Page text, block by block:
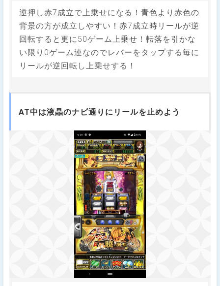
逆押し赤7成立で上乗せになる！青色より赤色の
背景の方が成立しやすい！赤7成立時リールが逆
回転すると更に50ゲーム上乗せ！転落を引かな
い限り0ゲーム連なのでレバーをタップする毎に
リールが逆回転し上乗せする！
AT中は液晶のナビ通りにリールを止めよう